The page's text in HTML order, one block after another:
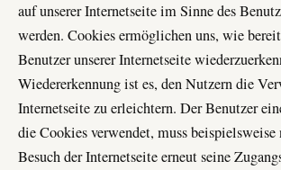
auf unserer Internetseite im Sinne des
werden. Cookies ermöglichen uns, wie
Benutzer unserer Internetseite
Wiedererkennung ist es, den Nutzern die
Internetseite zu erleichtern. Der Benutzer
die Cookies verwendet, muss
Besuch der Internetseite erneut seine